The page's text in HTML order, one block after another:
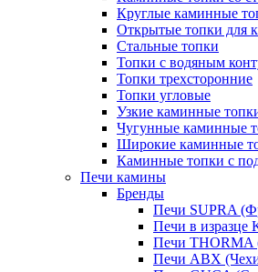
Круглые каминные
Открытые топки для
Стальные топки
Топки с водяным
Топки трехсторонние
Топки угловые
Узкие каминные
Чугунные каминные
Широкие каминные
Каминные топки с
Печи камины
Бренды
Печи SUPRA
Печи в
Печи THORMA
Печи ABX